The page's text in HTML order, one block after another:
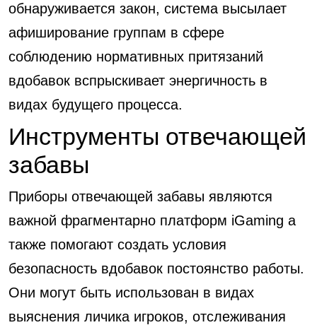
обнаруживается закон, система высылает
афиширование группам в сфере
соблюдению нормативных притязаний
вдобавок вспрыскивает энергичность в
видах будущего процесса.
Инструменты отвечающей
забавы
Приборы отвечающей забавы являются
важной фрагментарно платформ iGaming а
также помогают создать условия
безопасность вдобавок постоянство работы.
Они могут быть использован в видах
выяснения личика игроков, отслеживания